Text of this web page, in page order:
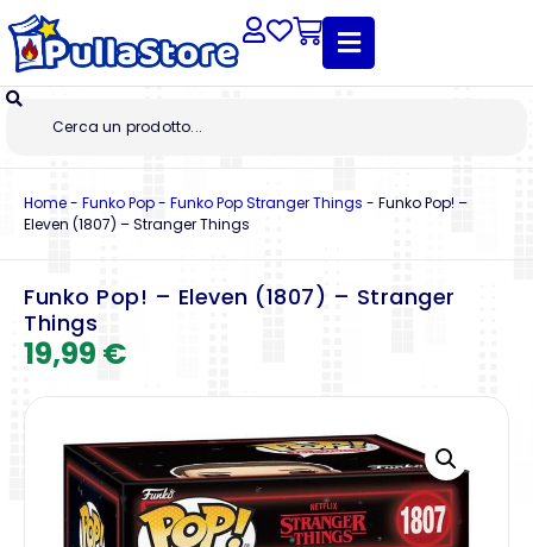
Home- Funko Pop- Funko Pop Stranger Things - Funko Pop! –
Eleven (1807) – Stranger Things
Funko Pop! – Eleven (1807) – Stranger
Things
19,99 €